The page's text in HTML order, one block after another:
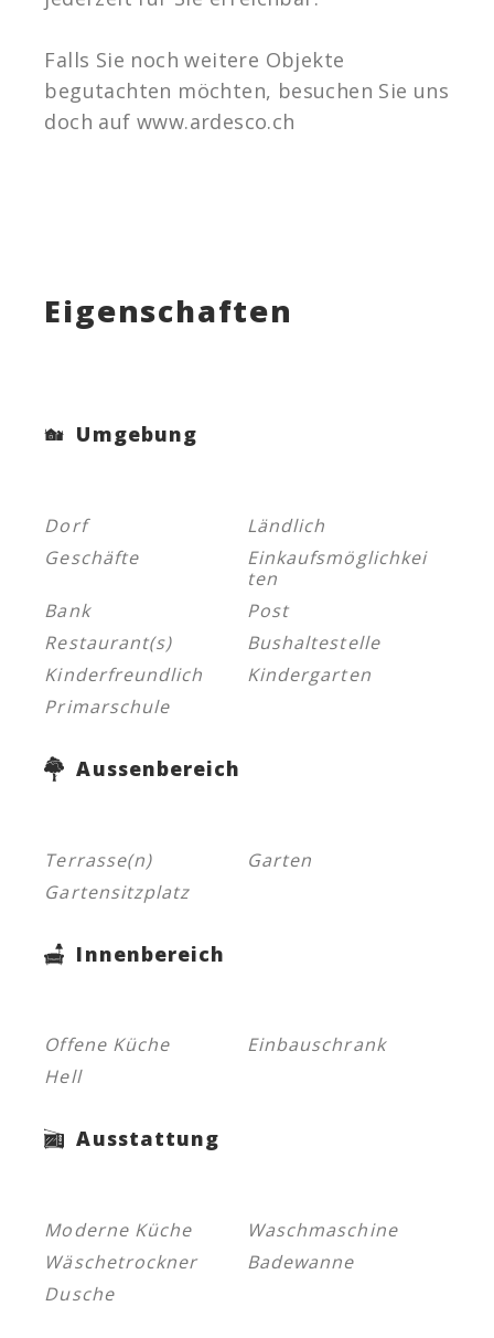
Falls Sie noch weitere Objekte
begutachten möchten, besuchen Sie uns
doch auf www.ardesco.ch
Eigenschaften
Umgebung
Dorf
Ländlich
Geschäfte
Einkaufsmöglichkei
ten
Bank
Post
Restaurant(s)
Bushaltestelle
Kinderfreundlich
Kindergarten
Primarschule
Aussenbereich
Terrasse(n)
Garten
Gartensitzplatz
Innenbereich
Offene Küche
Einbauschrank
Hell
Ausstattung
Moderne Küche
Waschmaschine
Wäschetrockner
Badewanne
Dusche